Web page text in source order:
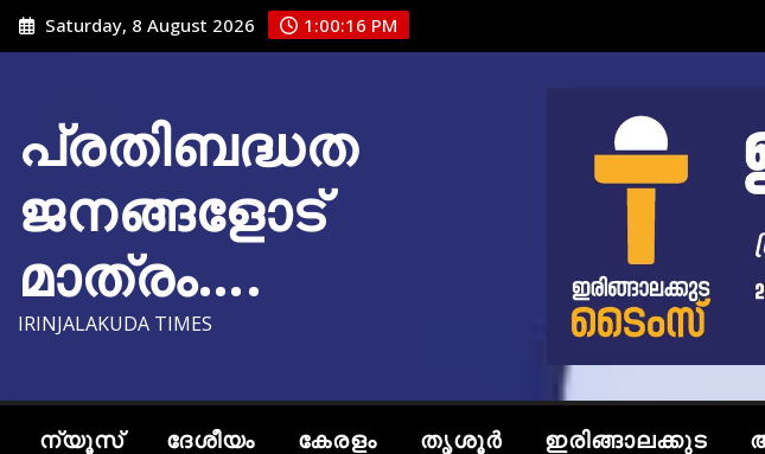
Skip
to
Saturday, 8 August 2026 1:00:17 PM
പ്രതിബദ്ധത
ജനങ്ങളോട്
മാത്രം….
IRINJALAKUDA TIMES
ന്യൂസ് ദേശീയം കേരളം തൃശൂർ ഇരിങ്ങാലക്കുട